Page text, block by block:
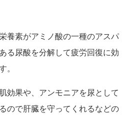
養素がアミノ酸の一種のアスパ
る尿酸を分解して疲労回復に効
。
効果や、アンモニアを尿として
ので肝臓を守ってくれるなどの